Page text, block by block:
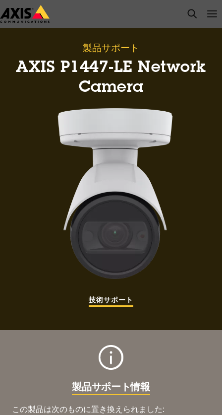
メ
イ
open
製品サポート
AXIS P1447-LE Network
Camera
技術サポート
製品サポート情報
この製品は次のものに置き換えられました: